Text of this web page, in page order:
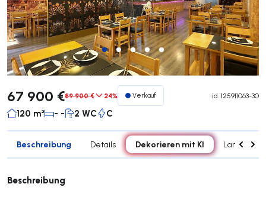
67 900 €89 900 € 24% Verkauf id. 125911063-30
120 m² - - 2 WC C
Beschreibung Details Dekorieren mit KI Landkarte
Beschreibung